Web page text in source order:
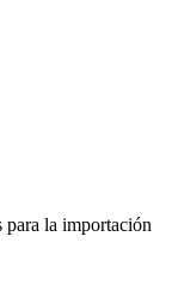
para la importación